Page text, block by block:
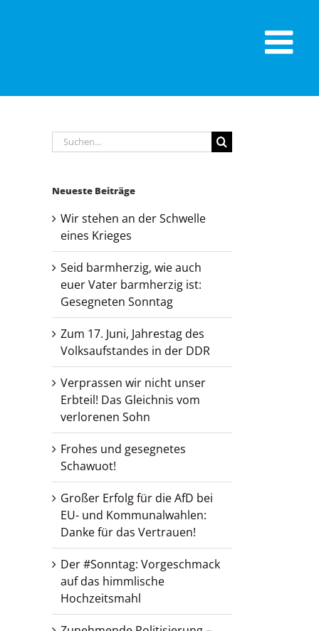
Suche
nach:
Neueste Beiträge
Wir stehen an der Schwelle
eines Krieges
Seid barmherzig, wie auch
euer Vater barmherzig ist:
Gesegneten Sonntag
Zum 17. Juni, Jahrestag des
Volksaufstandes in der DDR
Verprassen wir nicht unser
Erbteil! Das Gleichnis vom
verlorenen Sohn
Frohes und gesegnetes
Schawuot!
Großer Erfolg für die AfD bei
EU- und Kommunalwahlen:
Danke für das Vertrauen!
Der #Sonntag: Vorgeschmack
auf das himmlische
Hochzeitsmahl